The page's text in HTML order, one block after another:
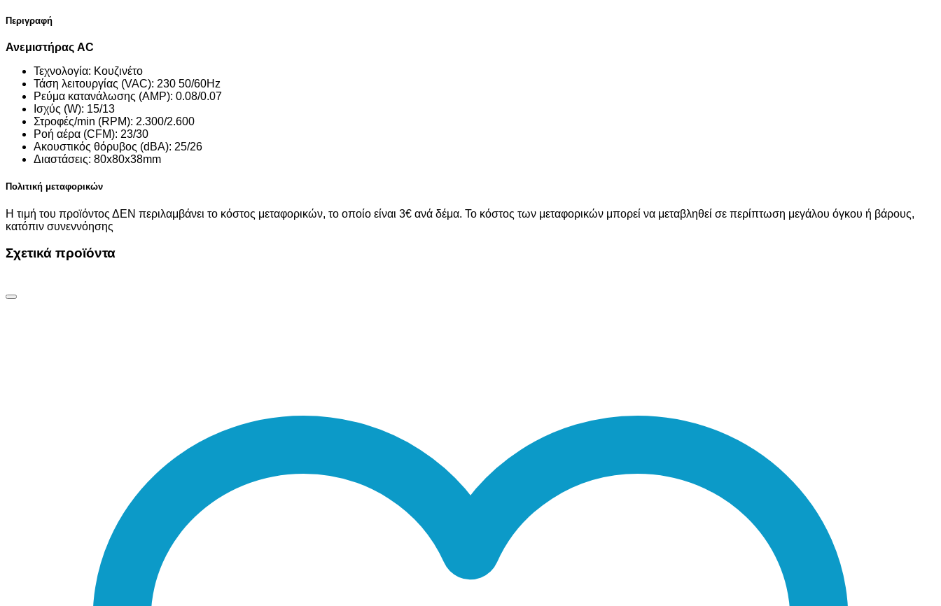
Περιγραφή
Ανεμιστήρας AC
Τεχνολογία: Κουζινέτο
Τάση λειτουργίας (VAC): 230 50/60Hz
Ρεύμα κατανάλωσης (AMP): 0.08/0.07
Ισχύς (W): 15/13
Στροφές/min (RPM): 2.300/2.600
Ροή αέρα (CFM): 23/30
Ακουστικός θόρυβος (dBA): 25/26
Διαστάσεις: 80x80x38mm
Πολιτική μεταφορικών
Η τιμή του προϊόντος ΔΕΝ περιλαμβάνει το κόστος μεταφορικών, το οποίο είναι 3€ ανά δέμα. Το κόστος των μεταφορικών μπορεί να μεταβληθεί σε περίπτωση μεγάλου όγκου ή βάρους,
κατόπιν συνεννόησης
Σχετικά προϊόντα